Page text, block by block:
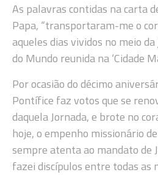
As palavras contidas na carta
Papa, “transportaram-me o
aqueles dias vividos no meio
do Mundo reunida na ‘Cidade
Por ocasião do décimo
Pontífice faz votos que se
daquela Jornada, e brote no
hoje, o empenho missionário
sempre atenta ao mandato de
fazei discípulos entre todas as